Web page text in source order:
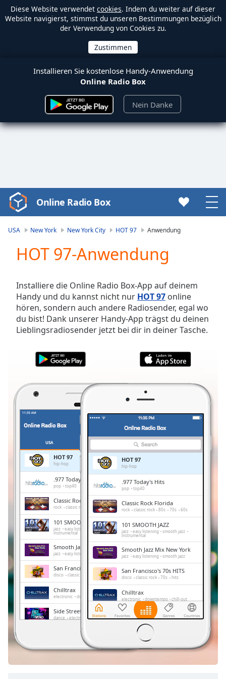
Diese Website verwendet cookies. Indem du weiter auf dieser
Website navigierst, stimmst du unseren Bestimmungen bezüglich
der Verwendung von Cookies zu.
Installieren Sie kostenlose Handy-Anwendung
Online Radio Box
Nein Danke
Video
Player
Video
Skip
Backward
Skip
Forward
Mute
Current
Duration-:-
0.00%
Stream
TypeLIVE
Seek to
LIVE
Remaining
Time-
Playback
Chapters
Chapters
Descriptions
descriptions
off,
Subtitles
subtitles
Online Radio Box
USA New York New York City HOT 97 Anwendung
HOT 97-Anwendung
Installiere die Online Radio Box-App auf deinem
Handy und du kannst nicht nur HOT 97 online
hören, sondern auch andere Radiosender, egal wo
du bist! Dank unserer Handy-App trägst du deinen
Lieblingsradiosender jetzt bei dir in deiner Tasche.
USA
HOT 97
hip-hop
.977 Today's Hits
pop top40
Classic Rock Florida
rock classic rock 80s 70s 60s
101 SMOOTH JAZZ
jazz easy listening smooth jazz
instrumental
Smooth Jazz Mix New York
jazz easy listening smooth jazz
San Francisco's 70s HITS
disco classic rock 70s hits
Chilltrax
electronic downtempo chill-out
Side Street Radio
dance electronic trance house
progressive house
FOX News Talk
HOT 97
hip-hop
.977 Today's Hits
pop top40
Classic Rock Florida
rock classic rock 80s 70s 60s
101 SMOOTH JAZZ
jazz easy listening smooth jazz
instrumental
Smooth Jazz Mix New York
jazz easy listening smooth jazz
San Francisco's 70s HITS
disco classic rock 70s hits
Chilltrax
electronic downtempo chill-out
Side Street Radio
dance electronic trance house
progressive house
FOX News Talk